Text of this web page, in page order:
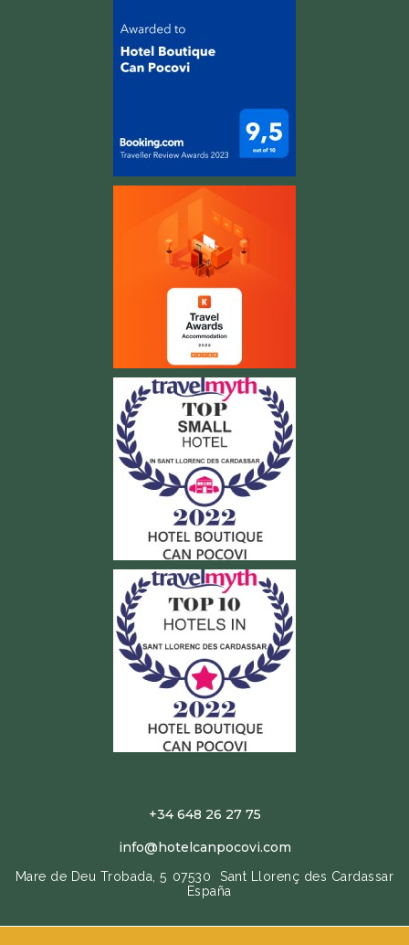
+34 648 26 27 75
info@hotelcanpocovi.com
Mare de Deu Trobada, 5 07530
Sant Llorenç des Cardassar
España